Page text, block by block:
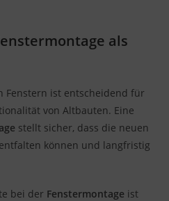
als
Fenstern ist entscheidend für
von Altbauten. Eine
stellt sicher, dass die neuen
können und langfristig
bei der Fenstermontage ist